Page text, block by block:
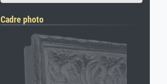
Cadre photo